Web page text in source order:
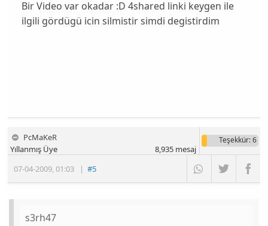
Bir Video var okadar :D 4shared linki keygen ile
ilgili gördügü icin silmistir simdi degistirdim
PcMaKeR
07-04-2009 ,01:03 |#5
Yıllanmış Üye
Teşekkür: 6
8,935mesaj
s3rh47